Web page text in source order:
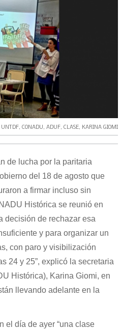
UNTDF, CONADU, ADUF, CLASE, KARINA GIOMI
de lucha por la paritaria
del 18 de agosto que
a firmar incluso sin
Histórica se reunió en
decisión de rechazar esa
y para organizar un
con paro y visibilización
24 y 25”, explicó la secretaria
Histórica), Karina Giomi, en
llevando adelante en la
el día de ayer “una clase